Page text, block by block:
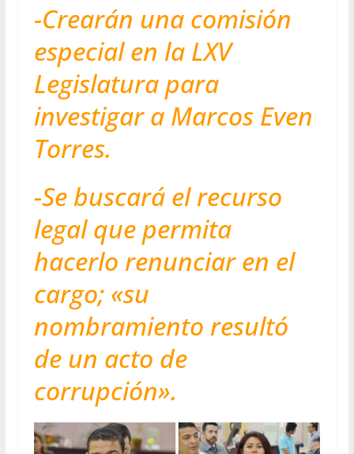
-Crearán una comisión
especial en la LXV
Legislatura para
investigar a Marcos Even
Torres.
-Se buscará el recurso
legal que permita
hacerlo renunciar en el
cargo; «su
nombramiento resultó
de un acto de
corrupción».